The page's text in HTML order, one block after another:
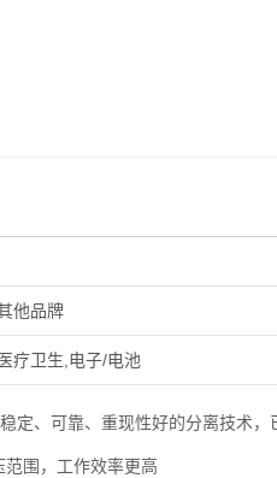
他品牌
医疗卫生,电子/电池
定、可靠、重现性好的分离技术
围，工作效率更高